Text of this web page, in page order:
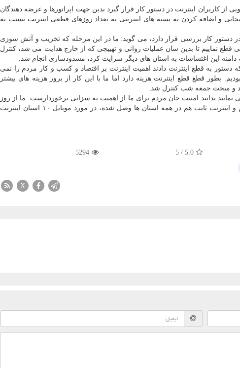
از كاربران اینترنت در دستور كار قرار گیرد بدین جهت اپراتورها و عرضه دهندگان
و اضافه كردن به بسته های اینترنتی به تعداد روزهای قطعی اینترنت نسبت به
در دستور كار بررسی قرار دارد، می گوید: ما در این مرحله كه تخریب و آتش سوزی
نماییم تا بدین سان عملیات روانی و تهییجی كه از خارج هدایت می شد، كنترل
دامنه این اغتشاشات به استان های دیگر سرایت كرد، مسدودسازی انجام شد.
به قطع اینترنت دادند اهمیت اینترنت بر اقتصاد و كسب و كار مردم را نمی
بطور قطع قطع اینترنت هزینه دارد اما ما با این كار از بروز هزینه های بیشتر
و مبحث جمعه شب كنترل شد.
بدانند امنیت جان مردم برای ما از اهمیت به سزایی برخوردارست. ما از روز
چهارم اینترنت مراكز علمی، دانشگاه ها و… را وصل كردیم و اینترنت ثابت هم در همه استان ها وصل شده، در مورد موبایل ۱۰ استان اینترنت
5.0
/
5
5294
X